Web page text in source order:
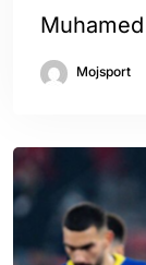
Mojsport